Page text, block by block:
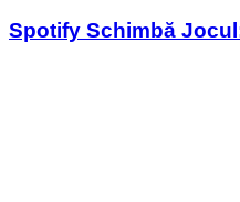
Spotify Schimbă